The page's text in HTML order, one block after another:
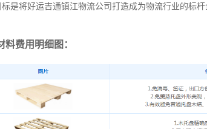
是将好运吉通镇江物流公司打造成为物流行业的标
费用明细图：